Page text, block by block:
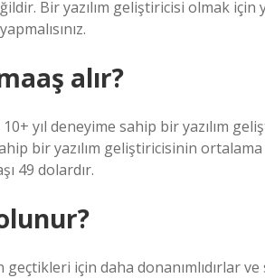
Bir yazılım geliştiricisi olmak için
alır?
yıl deneyime sahip bir yazılım
bir yazılım geliştiricisinin ortalama
49 dolardır.
için daha donanımlıdırlar